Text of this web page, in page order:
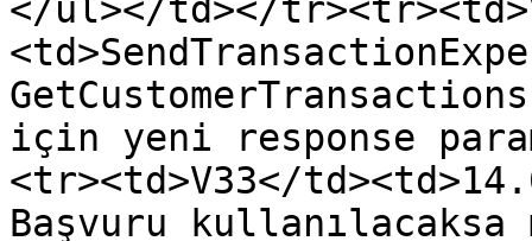
</ul></td></
için yeni response
<tr><td>V33</
Başvuru kullanılacaksa